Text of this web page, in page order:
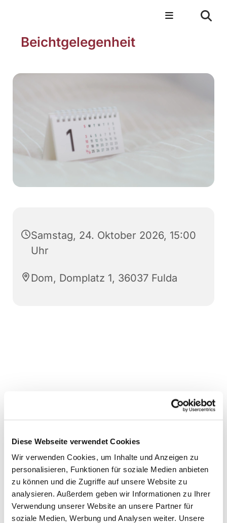
Diese Webseite verwendet Cookies
Wir verwenden Cookies, um Inhalte und Anzeigen zu
personalisieren, Funktionen für soziale Medien anbieten
zu können und die Zugriffe auf unsere Website zu
analysieren. Außerdem geben wir Informationen zu Ihrer
Verwendung unserer Website an unsere Partner für
soziale Medien, Werbung und Analysen weiter. Unsere
Beichtgelegenheit
Samstag, 24. Oktober 2026, 15:00
Uhr
Dom, Domplatz 1, 36037 Fulda